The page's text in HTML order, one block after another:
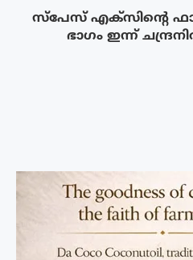
സ്‌പേസ് എക്‌സിൻ്റെ
ഭാഗം ഇന്ന്